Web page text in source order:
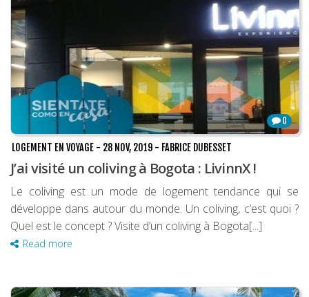
0
LOGEMENT EN VOYAGE - 28 NOV, 2019 - FABRICE DUBESSET
J’ai visité un coliving à Bogota : LivinnX !
Le coliving est un mode de logement tendance qui se
développe dans autour du monde. Un coliving, c’est quoi ?
Quel est le concept ? Visite d’un coliving à Bogota[...]
Read more